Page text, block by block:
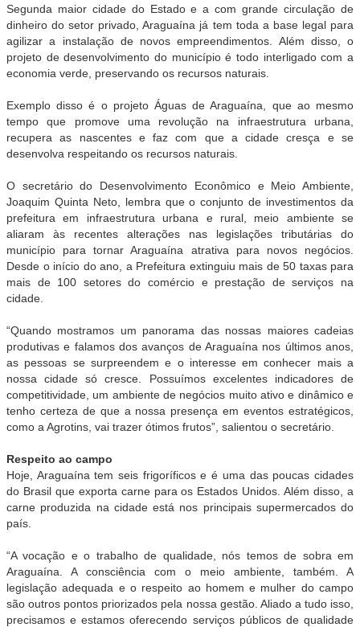
Segunda maior cidade do Estado e a com grande circulação de
dinheiro do setor privado, Araguaína já tem toda a base legal para
agilizar a instalação de novos empreendimentos. Além disso, o
projeto de desenvolvimento do município é todo interligado com a
economia verde, preservando os recursos naturais.
Exemplo disso é o projeto Águas de Araguaína, que ao mesmo
tempo que promove uma revolução na infraestrutura urbana,
recupera as nascentes e faz com que a cidade cresça e se
desenvolva respeitando os recursos naturais.
O secretário do Desenvolvimento Econômico e Meio Ambiente,
Joaquim Quinta Neto, lembra que o conjunto de investimentos da
prefeitura em infraestrutura urbana e rural, meio ambiente se
aliaram às recentes alterações nas legislações tributárias do
município para tornar Araguaína atrativa para novos negócios.
Desde o início do ano, a Prefeitura extinguiu mais de 50 taxas para
mais de 100 setores do comércio e prestação de serviços na
cidade.
“Quando mostramos um panorama das nossas maiores cadeias
produtivas e falamos dos avanços de Araguaína nos últimos anos,
as pessoas se surpreendem e o interesse em conhecer mais a
nossa cidade só cresce. Possuímos excelentes indicadores de
competitividade, um ambiente de negócios muito ativo e dinâmico e
tenho certeza de que a nossa presença em eventos estratégicos,
como a Agrotins, vai trazer ótimos frutos”, salientou o secretário.
Respeito ao campo
Hoje, Araguaína tem seis frigoríficos e é uma das poucas cidades
do Brasil que exporta carne para os Estados Unidos. Além disso, a
carne produzida na cidade está nos principais supermercados do
país.
“A vocação e o trabalho de qualidade, nós temos de sobra em
Araguaína. A consciência com o meio ambiente, também. A
legislação adequada e o respeito ao homem e mulher do campo
são outros pontos priorizados pela nossa gestão. Aliado a tudo isso,
precisamos e estamos oferecendo serviços públicos de qualidade